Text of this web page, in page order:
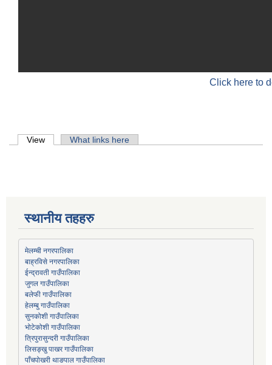
Click here to
Primary tabs
View (active tab)What links here
स्थानीय तहहरु
मेलम्ची नगरपालिका
बाह्रविसे नगरपालिका
ईन्द्रावती गाउँपालिका
जुगल गाउँपालिका
बलेफी गाउँपालिका
हेलम्बु गाउँपालिका
सुनकोशी गाउँपालिका
भोटेकोशी गाउँपालिका
त्रिपुरासुन्दरी गाउँपालिका
लिसङ्खु पाखर गाउँपालिका
पाँचपोखरी थाङपाल गाउँपालिका